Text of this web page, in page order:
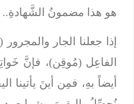
هو هذا مضمونُ الشَّهادةِ..
إذا جعلنا الجار والمجرور (
الفاعِل (مُوقِن)، فإنَّ
أيضاً بهِ، فمِن أينَ يأتينا